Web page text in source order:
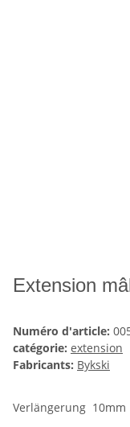
Extension
Numéro d'article:
catégorie: extension
Fabricants: Bykski
Verlängerung 10mm